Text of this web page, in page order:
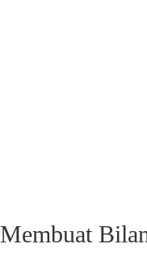
Membuat